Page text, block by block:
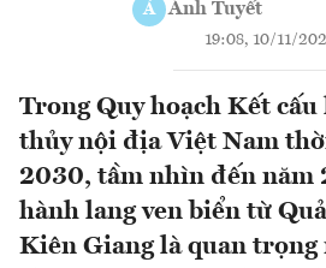
Á Ánh Tuyết
19:08, 10/11/
Trong Quy hoạch Kết
thủy nội địa Việt Nam
2030, tầm nhìn đến năm
hành lang ven biển từ
Kiên Giang là quan trọng